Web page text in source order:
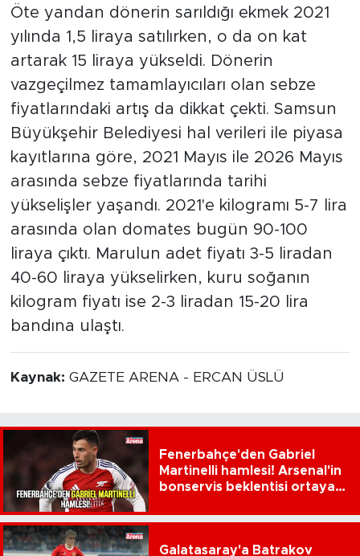
Öte yandan dönerin sarıldığı ekmek 2021
yılında 1,5 liraya satılırken, o da on kat
artarak 15 liraya yükseldi. Dönerin
vazgeçilmez tamamlayıcıları olan sebze
fiyatlarındaki artış da dikkat çekti. Samsun
Büyükşehir Belediyesi hal verileri ile piyasa
kayıtlarına göre, 2021 Mayıs ile 2026 Mayıs
arasında sebze fiyatlarında tarihi
yükselişler yaşandı. 2021'e kilogramı 5-7 lira
arasında olan domates bugün 90-100
liraya çıktı. Marulun adet fiyatı 3-5 liradan
40-60 liraya yükselirken, kuru soğanın
kilogram fiyatı ise 2-3 liradan 15-20 lira
bandına ulaştı.
Kaynak: GAZETE ARENA - ERCAN ÜSLÜ
Fenerbahçe'den Gabriel
Martinelli hamlesi! Arsenal'in
bonservis beklentisi ortaya
Galatasaray'a Batrakov